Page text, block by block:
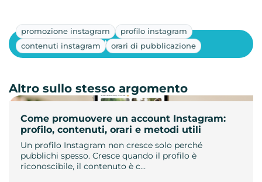
promozione instagram
profilo instagram
contenuti instagram
orari di pubblicazione
Come promuovere un account Instagram:
profilo, contenuti, orari e metodi utili
Un profilo Instagram non cresce solo perché
pubblichi spesso. Cresce quando il profilo è
riconoscibile, il contenuto è c…
Mostra altri
Altro sullo stesso argomento